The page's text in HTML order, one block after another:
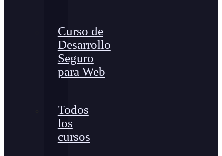
Curso de
Desarrollo
Seguro
para Web
Todos
los
cursos